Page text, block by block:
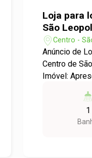
Loja para
São
Centro -
Anúncio de
Centro de São
Imóvel:
espaço
coração de
1